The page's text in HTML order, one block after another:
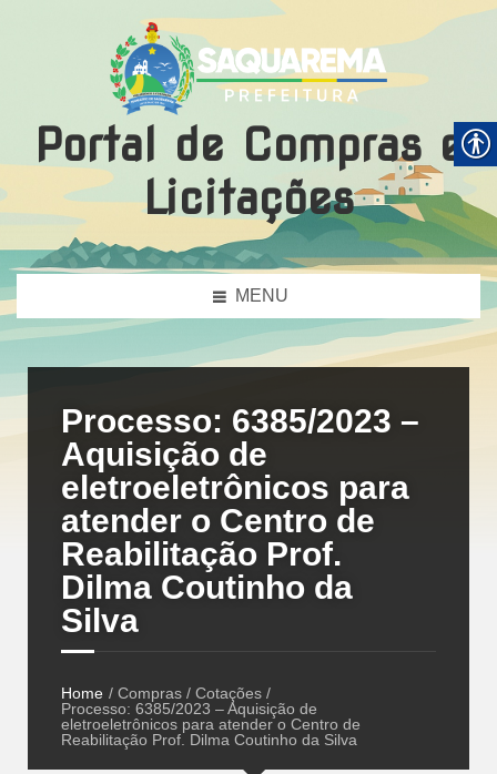
Portal de Compras e
Licitações
MENU
Processo: 6385/2023 –
Aquisição de
eletroeletrônicos para
atender o Centro de
Reabilitação Prof.
Dilma Coutinho da
Silva
Home / Compras / Cotações /
Processo: 6385/2023 – Aquisição de
eletroeletrônicos para atender o Centro de
Reabilitação Prof. Dilma Coutinho da Silva